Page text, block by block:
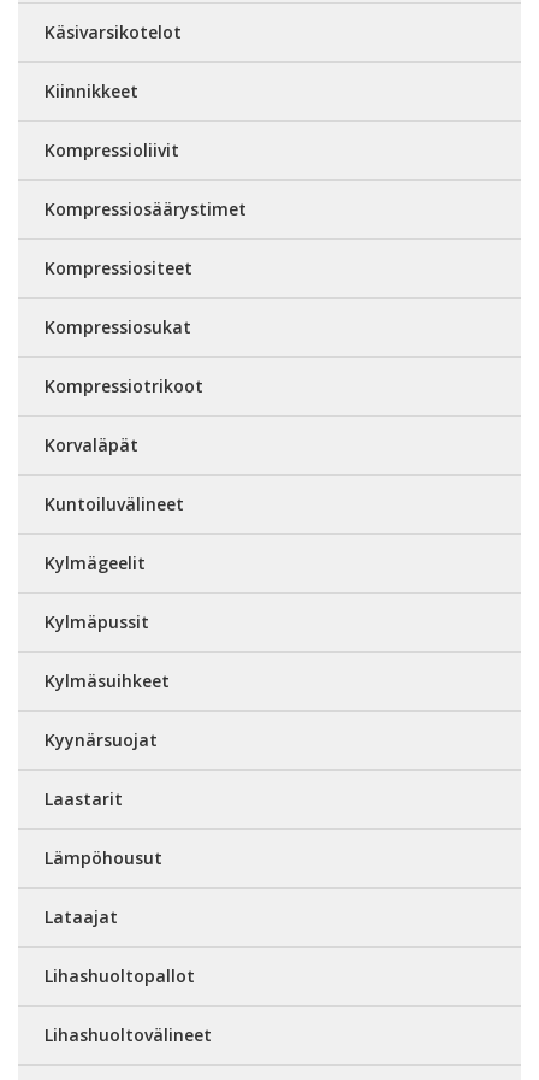
Käsivarsikotelot
Kiinnikkeet
Kompressioliivit
Kompressiosäärystimet
Kompressiositeet
Kompressiosukat
Kompressiotrikoot
Korvaläpät
Kuntoiluvälineet
Kylmägeelit
Kylmäpussit
Kylmäsuihkeet
Kyynärsuojat
Laastarit
Lämpöhousut
Lataajat
Lihashuoltopallot
Lihashuoltovälineet